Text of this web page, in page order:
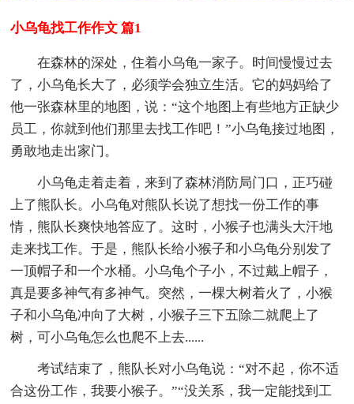
小乌龟找工作作文 篇1
在森林的深处，住着小乌龟一家子。时间慢慢过去
了，小乌龟长大了，必须学会独立生活。它的妈妈给了
他一张森林里的地图，说：“这个地图上有些地方正缺少
员工，你就到他们那里去找工作吧！”小乌龟接过地图，
勇敢地走出家门。
小乌龟走着走着，来到了森林消防局门口，正巧碰
上了熊队长。小乌龟对熊队长说了想找一份工作的事
情，熊队长爽快地答应了。这时，小猴子也满头大汗地
走来找工作。于是，熊队长给小猴子和小乌龟分别发了
一顶帽子和一个水桶。小乌龟个子小，不过戴上帽子，
真是要多神气有多神气。突然，一棵大树着火了，小猴
子和小乌龟冲向了大树，小猴子三下五除二就爬上了
树，可小乌龟怎么也爬不上去......
考试结束了，熊队长对小乌龟说：“对不起，你不适
合这份工作，我要小猴子。”“没关系，我一定能找到工